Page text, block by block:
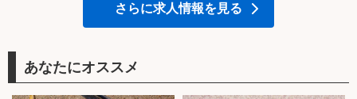
さらに求人情報を見る
あなたにオススメ